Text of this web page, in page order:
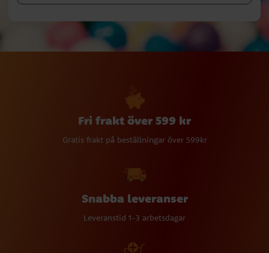
Fri frakt över 599 kr
Gratis frakt på beställningar över 599kr
Snabba leveranser
Leveranstid 1-3 arbetsdagar